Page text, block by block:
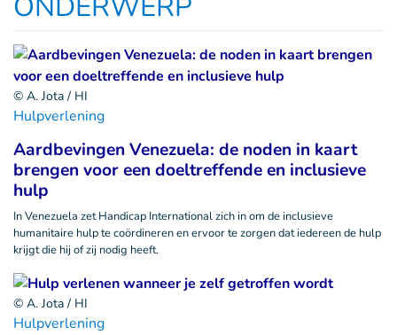
© A. Jota / HI
Hulpverlening
Aardbevingen Venezuela: de noden in kaart
brengen voor een doeltreffende en inclusieve
hulp
In Venezuela zet Handicap International zich in om de inclusieve
humanitaire hulp te coördineren en ervoor te zorgen dat iedereen de hulp
krijgt die hij of zij nodig heeft.
© A. Jota / HI
Hulpverlening